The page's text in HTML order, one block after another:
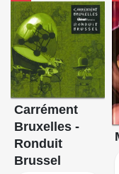
Carrément
Bruxelles -
Ronduit
Brussel